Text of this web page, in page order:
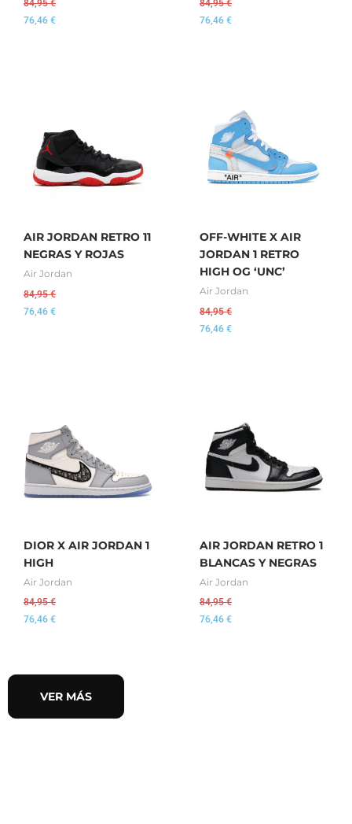
84,95€
76,46 €
84,95€
76,46 €
AIR JORDAN RETRO 11
NEGRAS Y ROJAS
Air Jordan
84,95€
76,46 €
OFF-WHITE X AIR
JORDAN 1 RETRO
HIGH OG ‘UNC’
Air Jordan
84,95€
76,46 €
DIOR X AIR JORDAN 1
HIGH
Air Jordan
84,95€
76,46 €
AIR JORDAN RETRO 1
BLANCAS Y NEGRAS
Air Jordan
84,95€
76,46 €
VER MÁS